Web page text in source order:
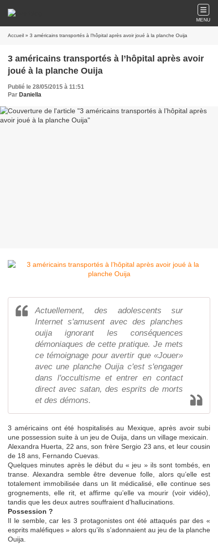
MENU
Accueil » 3 américains transportés à l’hôpital après avoir joué à la planche Ouija
3 américains transportés à l’hôpital après avoir
joué à la planche Ouija
Publié le 28/05/2015 à 11:51
Par Daniella
Actuellement, des adolescents sur
Internet s'amusent avec des planches
ouija ignorant les conséquences
démoniaques de cette pratique. Je mets
ce témoignage pour avertir que «Jouer»
avec une planche Ouija c'est s'engager
dans l'occultisme et entrer en contact
direct avec satan, des esprits de morts
et des démons.
3 américains ont été hospitalisés au Mexique, après avoir subi
une possession suite à un jeu de Ouija, dans un village mexicain.
Alexandra Huerta, 22 ans, son frère Sergio 23 ans, et leur cousin
de 18 ans, Fernando Cuevas.
Quelques minutes après le début du « jeu » ils sont tombés, en
transe. Alexandra semble être devenue folle, alors qu’elle est
totalement immobilisée dans un lit médicalisé, elle continue ses
grognements, elle rit, et affirme qu’elle va mourir (voir vidéo),
tandis que les deux autres souffraient d’hallucinations.
Possession ?
Il le semble, car les 3 protagonistes ont été attaqués par des «
esprits maléfiques » alors qu’ils s’adonnaient au jeu de la planche
Ouija.